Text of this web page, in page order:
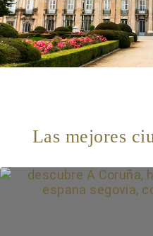
Las mejores